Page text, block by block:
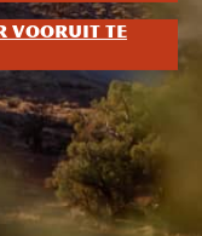
vooruit te